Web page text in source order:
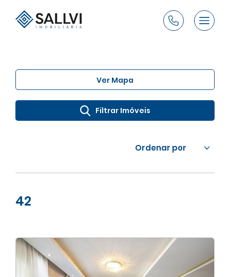
Ver Mapa
Filtrar Imóveis
Ordenar por
Maior área total
Menor área total
42